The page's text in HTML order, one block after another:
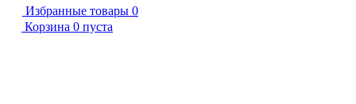
Избранные товары 0
Корзина 0 пуста